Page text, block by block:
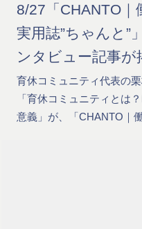
8/27「CHANTO
実用誌”ちゃんと”
ンタビュー記事が
育休コミュニティ代表の
「育休コミュニティとは
意義」が、「CHANTO｜